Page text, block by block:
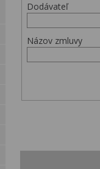
Dodávateľ
Názov zmluvy